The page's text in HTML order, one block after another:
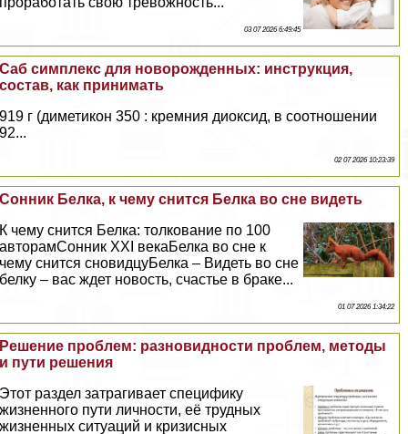
03 07 2026 6:49:45
Саб симплекс для новорожденных: инструкция,
состав, как принимать
919 г (диметикон 350 : кремния диоксид, в соотношении
92...
02 07 2026 10:23:39
Сонник Белка, к чему снится Белка во сне видеть
К чему снится Белка: толкование по 100
авторамСонник XXI векаБелка во сне к
чему снится сновидцуБелка – Видеть во сне
белку – вас ждет новость, счастье в бpaке...
01 07 2026 1:34:22
Решение проблем: разновидности проблем, методы
и пути решения
Этот раздел затрагивает специфику
жизненного пути личности, её трудных
жизненных ситуаций и кризисных